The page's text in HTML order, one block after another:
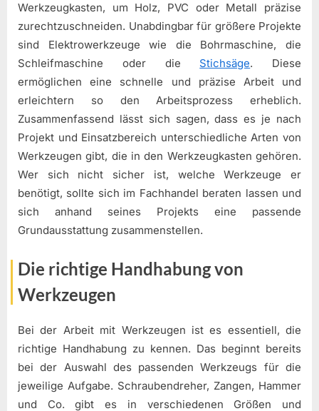
Werkzeugkasten, um Holz, PVC oder Metall präzise
zurechtzuschneiden. Unabdingbar für größere Projekte
sind Elektrowerkzeuge wie die Bohrmaschine, die
Schleifmaschine oder die Stichsäge. Diese
ermöglichen eine schnelle und präzise Arbeit und
erleichtern so den Arbeitsprozess erheblich.
Zusammenfassend lässt sich sagen, dass es je nach
Projekt und Einsatzbereich unterschiedliche Arten von
Werkzeugen gibt, die in den Werkzeugkasten gehören.
Wer sich nicht sicher ist, welche Werkzeuge er
benötigt, sollte sich im Fachhandel beraten lassen und
sich anhand seines Projekts eine passende
Grundausstattung zusammenstellen.
Die richtige Handhabung von
Werkzeugen
Bei der Arbeit mit Werkzeugen ist es essentiell, die
richtige Handhabung zu kennen. Das beginnt bereits
bei der Auswahl des passenden Werkzeugs für die
jeweilige Aufgabe. Schraubendreher, Zangen, Hammer
und Co. gibt es in verschiedenen Größen und